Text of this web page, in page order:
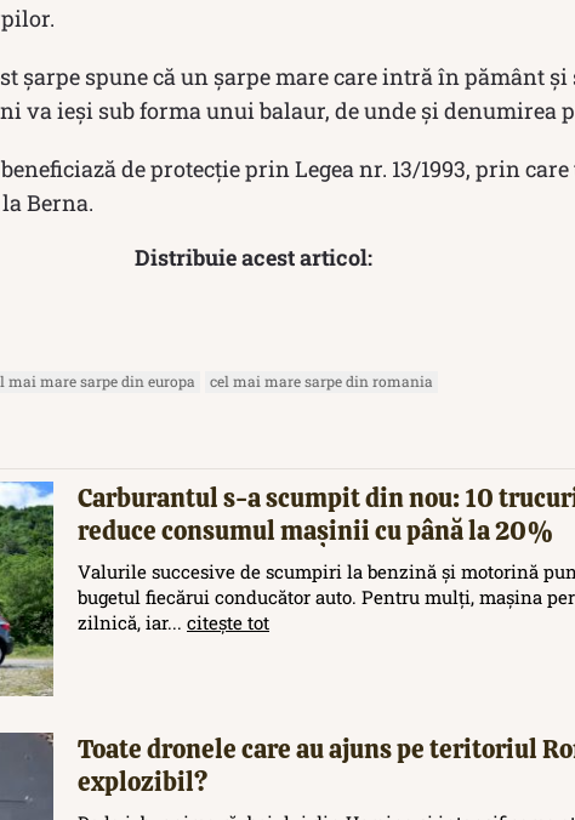
șarpe spune că un şarpe mare care intră în pământ şi
va ieși sub forma unui balaur, de unde și denumirea
de protecţie prin Legea nr. 13/1993, prin
Berna.
Distribuie acest articol:
mai mare sarpe din europa cel mai mare sarpe din romania
Carburantul s-a scumpit din nou: 10
reduce consumul mașinii cu până la 20%
Valurile succesive de scumpiri la benzină și motorină
bugetul fiecărui conducător auto. Pentru mulți, mașina
zilnică, iar... citește tot
Toate dronele care au ajuns pe teritoriul
explozibil?